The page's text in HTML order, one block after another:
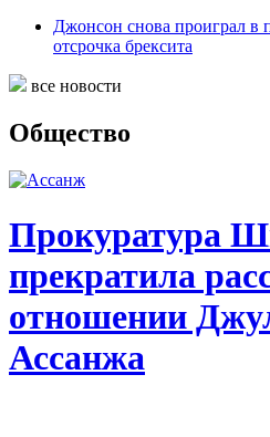
Джонсон снова проиграл в
отсрочка брексита
все новости
Общество
Прокуратура
прекратила
отношении
Ассанжа